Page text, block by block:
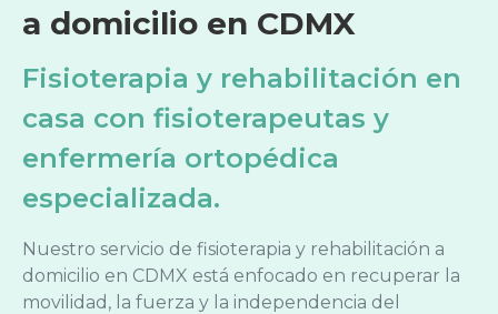
a domicilio en CDMX
Fisioterapia y rehabilitación en
casa con fisioterapeutas y
enfermería ortopédica
especializada.
Nuestro servicio de fisioterapia y rehabilitación a
domicilio en CDMX está enfocado en recuperar la
movilidad, la fuerza y la independencia del